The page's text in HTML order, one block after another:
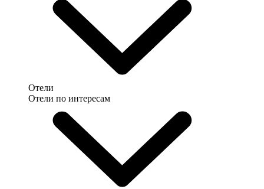
Отели
Отели по интересам